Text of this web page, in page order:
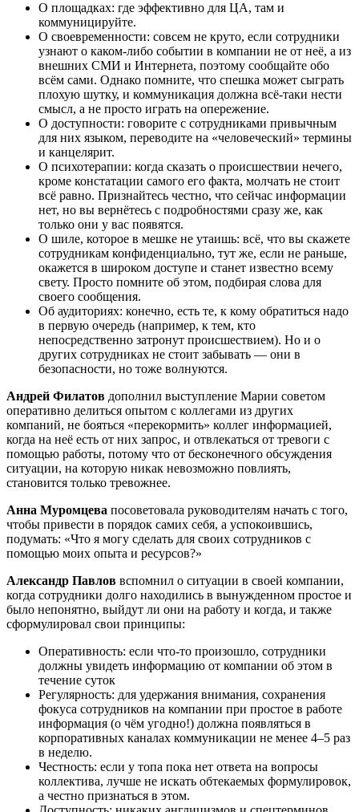
О площадках: где эффективно для ЦА, там и
коммуницируйте.
О своевременности: совсем не круто, если сотрудники
узнают о каком-либо событии в компании не от неё, а из
внешних СМИ и Интернета, поэтому сообщайте обо
всём сами. Однако помните, что спешка может сыграть
плохую шутку, и коммуникация должна всё-таки нести
смысл, а не просто играть на опережение.
О доступности: говорите с сотрудниками привычным
для них языком, переводите на «человеческий» термины
и канцелярит.
О психотерапии: когда сказать о происшествии нечего,
кроме констатации самого его факта, молчать не стоит
всё равно. Признайтесь честно, что сейчас информации
нет, но вы вернётесь с подробностями сразу же, как
только они у вас появятся.
О шиле, которое в мешке не утаишь: всё, что вы скажете
сотрудникам конфиденциально, тут же, если не раньше,
окажется в широком доступе и станет известно всему
свету. Просто помните об этом, подбирая слова для
своего сообщения.
Об аудиториях: конечно, есть те, к кому обратиться надо
в первую очередь (например, к тем, кто
непосредственно затронут происшествием). Но и о
других сотрудниках не стоит забывать — они в
безопасности, но тоже волнуются.
Андрей Филатов дополнил выступление Марии советом
оперативно делиться опытом с коллегами из других
компаний, не бояться «перекормить» коллег информацией,
когда на неё есть от них запрос, и отвлекаться от тревоги с
помощью работы, потому что от бесконечного обсуждения
ситуации, на которую никак невозможно повлиять,
становится только тревожнее.
Анна Муромцева посоветовала руководителям начать с того,
чтобы привести в порядок самих себя, а успокоившись,
подумать: «Что я могу сделать для своих сотрудников с
помощью моих опыта и ресурсов?»
Александр Павлов вспомнил о ситуации в своей компании,
когда сотрудники долго находились в вынужденном простое и
было непонятно, выйдут ли они на работу и когда, и также
сформулировал свои принципы:
Оперативность: если что-то произошло, сотрудники
должны увидеть информацию от компании об этом в
течение суток
Регулярность: для удержания внимания, сохранения
фокуса сотрудников на компании при простое в работе
информация (о чём угодно!) должна появляться в
корпоративных каналах коммуникации не менее 4–5 раз
в неделю.
Честность: если у топа пока нет ответа на вопросы
коллектива, лучше не искать обтекаемых формулировок,
а честно признаться в этом.